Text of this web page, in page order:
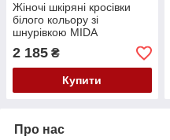
Жіночі шкіряні кросівки
білого кольору зі
шнурівкою MIDA
2 185 ₴
Купити
Про нас